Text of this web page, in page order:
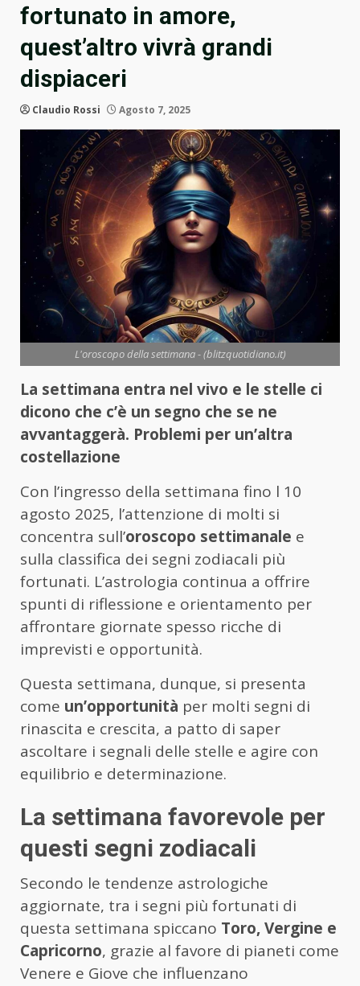
fortunato in amore,
quest’altro vivrà grandi
dispiaceri
Claudio Rossi Agosto 7, 2025
L'oroscopo della settimana - (blitzquotidiano.it)
La settimana entra nel vivo e le stelle ci
dicono che c’è un segno che se ne
avvantaggerà. Problemi per un’altra
costellazione
Con l’ingresso della settimana fino l 10
agosto 2025, l’attenzione di molti si
concentra sull’oroscopo settimanale e
sulla classifica dei segni zodiacali più
fortunati. L’astrologia continua a offrire
spunti di riflessione e orientamento per
affrontare giornate spesso ricche di
imprevisti e opportunità.
Questa settimana, dunque, si presenta
come un’opportunità per molti segni di
rinascita e crescita, a patto di saper
ascoltare i segnali delle stelle e agire con
equilibrio e determinazione.
La settimana favorevole per
questi segni zodiacali
Secondo le tendenze astrologiche
aggiornate, tra i segni più fortunati di
questa settimana spiccano Toro, Vergine e
Capricorno, grazie al favore di pianeti come
Venere e Giove che influenzano